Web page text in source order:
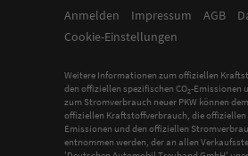
Anmelden Impressum AGB
Cookie-Einstellungen
Weitere Informationen zum offiziellen
den offiziellen spezifischen CO2-Emissionen
zum Stromverbrauch neuer PKW können
offiziellen Kraftstoffverbrauch, die offiziellen
Emissionen und den offiziellen
entnommen werden, der an allen